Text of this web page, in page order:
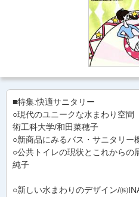
■特集:快適サニタリー
○現代のユニークな水まわり空
術工科大学/和田菜穂子
○新商品にみるバス・サニタリー
○公共トイレの現状とこれからの
純子
○新しい水まわりのデザイン/㈱